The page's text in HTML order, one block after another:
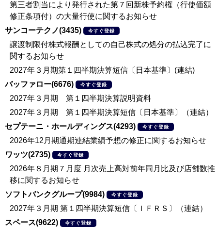
第三者割当により発行された第７回新株予約権（行使価額
修正条項付）の大量行使に関するお知らせ
サンコーテクノ(3435)
今すぐ登録
譲渡制限付株式報酬としての自己株式の処分の払込完了に
関するお知らせ
2027年３月期第１四半期決算短信〔日本基準〕(連結)
バッファロー(6676)
今すぐ登録
2027年３月期 第１四半期決算説明資料
2027年３月期 第１四半期決算短信〔日本基準〕（連結）
セプテーニ・ホールディングス(4293)
今すぐ登録
2026年12月期通期連結業績予想の修正に関するお知らせ
ワッツ(2735)
今すぐ登録
2026年８月期７月度 月次売上高対前年同月比及び店舗数推
移に関するお知らせ
ソフトバンクグループ(9984)
今すぐ登録
2027年３月期 第１四半期決算短信〔ＩＦＲＳ〕（連結）
スペース(9622)
今すぐ登録